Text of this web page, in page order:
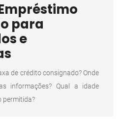
para
e
de crédito consignado? Onde
informações? Qual a idade
permitida?